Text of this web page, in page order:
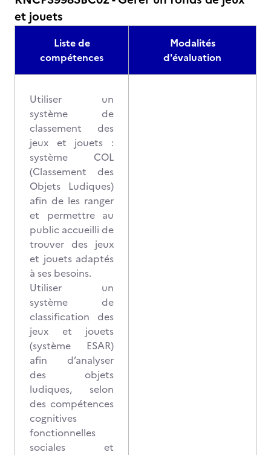
et jouets
Liste de
compétences
Modalités
d'évaluation
Utiliser un
système de
classement des
jeux et jouets :
système COL
(Classement des
Objets Ludiques)
afin de les ranger
et permettre au
public accueilli de
trouver des jeux
et jouets adaptés
à ses besoins.
Utiliser un
système de
classification des
jeux et jouets
(système ESAR)
afin d’analyser
des objets
ludiques, selon
des compétences
cognitives
fonctionnelles
sociales et